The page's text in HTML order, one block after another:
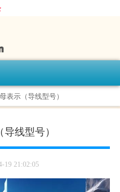
表示（导线型号）
线型号）
19 21:02:05